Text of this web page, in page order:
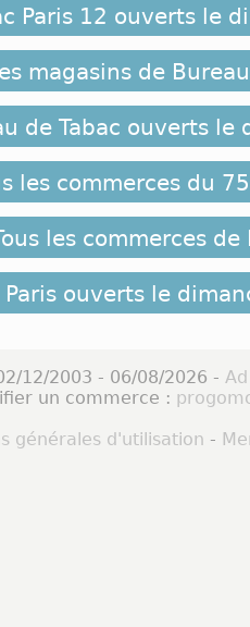
Paris 12 ouverts le
magasins de
de Tabac ouverts le
les commerces du
les commerces de
Paris ouverts le
12/2003 - 06/08/2026 -
un commerce :
générales d'utilisation -